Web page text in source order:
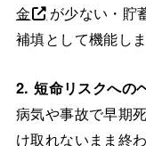
金
が少ない・貯
補填として機能しま
2. 短命リスクへの
病気や事故で早期
け取れないまま終